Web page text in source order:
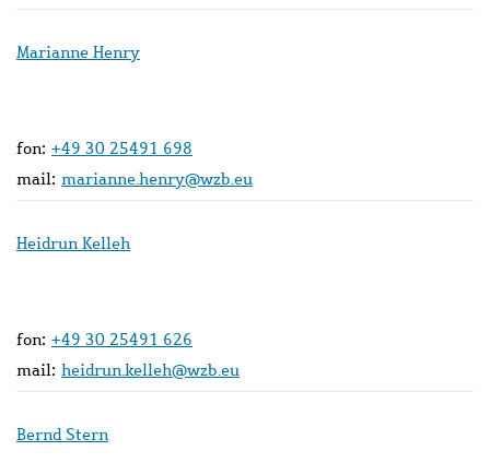
Marianne Henry
fon: +49 30 25491 698
mail: marianne.henry@wzb.eu
Heidrun Kelleh
fon: +49 30 25491 626
mail: heidrun.kelleh@wzb.eu
Bernd Stern